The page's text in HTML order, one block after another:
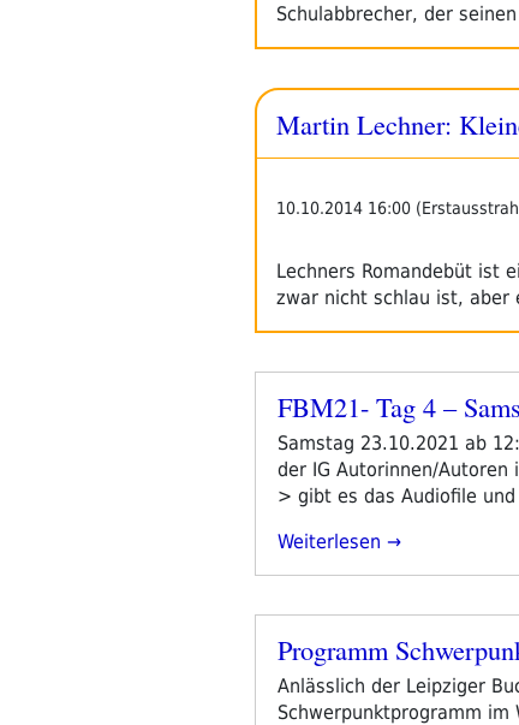
Schulabbrecher, der
Martin Lechner:
10.10.2014 16:00
Lechners Romandebüt ist
zwar nicht schlau ist, aber
Veröffentlicht
FBM21- Tag 4 –
Samstag 23.10.2021 ab
der IG Autorinnen/Autoren
> gibt es das Audiofile
„FBM21-
–
Samstag“
Weiterlesen
Veröffentlicht
Programm
Anlässlich der Leipziger
Schwerpunktprogramm im